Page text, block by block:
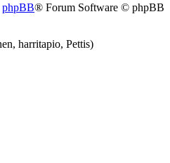
phpBB® Forum Software © phpBB
harritapio, Pettis)